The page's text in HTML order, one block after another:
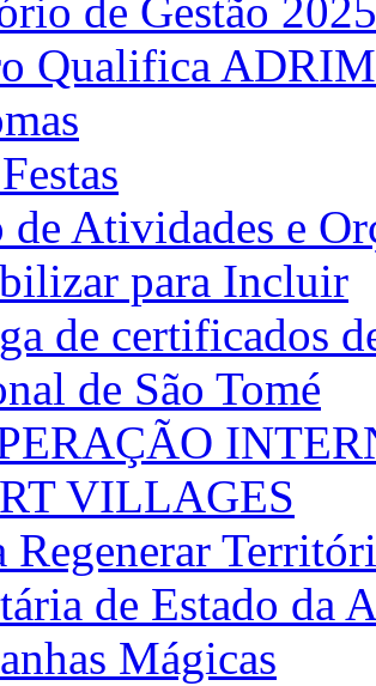
de Gestão 2025
Qualifica
de Atividades e
para Incluir
de certificados
de São Tomé
VILLAGES
Regenerar
de Estado da
Mágicas